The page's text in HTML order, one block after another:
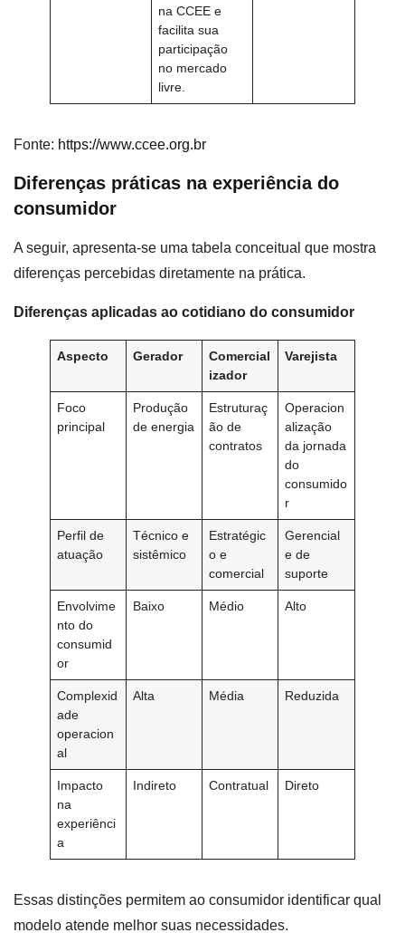
na CCEE e
facilita sua
participação
no mercado
livre.
Fonte: https://www.ccee.org.br
Diferenças práticas na experiência do
consumidor
A seguir, apresenta-se uma tabela conceitual que mostra
diferenças percebidas diretamente na prática.
Diferenças aplicadas ao cotidiano do consumidor
Aspecto Gerador
Comercial
izador
Varejista
Foco
principal
Produção
de energia
Estruturaç
ão de
contratos
Operacion
alização
da jornada
do
consumido
r
Perfil de
atuação
Técnico e
sistêmico
Estratégic
o e
comercial
Gerencial
e de
suporte
Envolvime
nto do
consumid
or
Baixo Médio Alto
Complexid
ade
operacion
al
Alta Média Reduzida
Impacto
na
experiênci
a
Indireto Contratual Direto
Essas distinções permitem ao consumidor identificar qual
modelo atende melhor suas necessidades.